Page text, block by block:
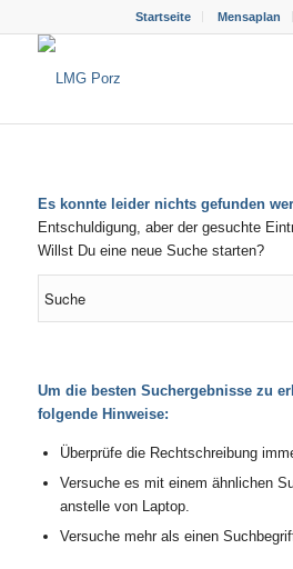
Startseite Mensaplan
Es konnte leider nichts gefunden
Entschuldigung, aber der gesuchte
Willst Du eine neue Suche starten?
Um die besten Suchergebnisse zu
folgende Hinweise:
Überprüfe die Rechtschreibung
Versuche es mit einem ähnlichen
anstelle von Laptop.
Versuche mehr als einen